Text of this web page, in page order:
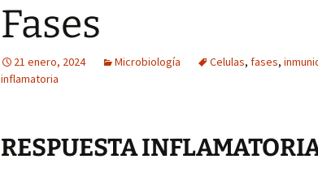
Fases
21 enero, 2024 Microbiología Celulas, fases,
inflamatoria
RESPUESTA